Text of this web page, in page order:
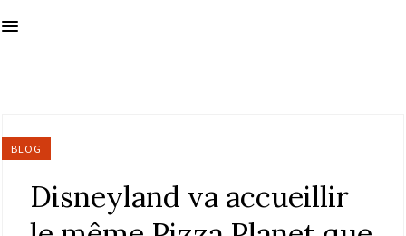
BLOG
Disneyland va accueillir